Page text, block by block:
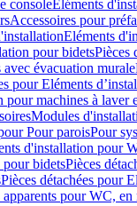
consoleEléments
Accessoires pour
Eléments
pour bidetsPièces
évacuation murale
pour Eléments
pour machines à laver
Modules
Pour paroisPour
d'installation pour
bidetsPièces
Pièces détachées pour
pour WC, en